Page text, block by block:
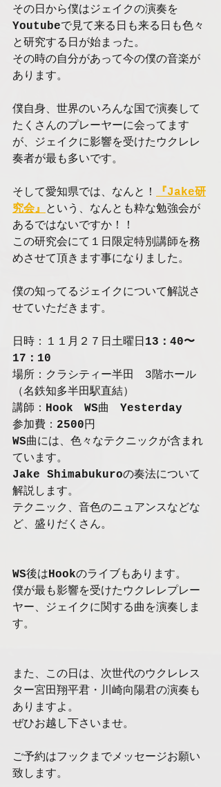
その日から僕はジェイクの演奏を
Youtubeで見て来る日も来る日も色々
と研究する日が始まった。
その時の自分があって今の僕の音楽が
あります。
僕自身、世界のいろんな国で演奏して
たくさんのプレーヤーに会ってます
が、ジェイクに影響を受けたウクレレ
奏者が最も多いです。
そして愛知県では、なんと！
『Jake研
究会』
という、なんとも粋な勉強会が
あるではないですか！！
この研究会にて１日限定特別講師を務
めさせて頂きます事になりました。
僕の知ってるジェイクについて解説さ
せていただきます。
日時：１１月２７日土曜日 13：40〜
17：10
場所：クラシティー半田　3階ホール
（名鉄知多半田駅直結）
講師： Hook　WS曲 Yesterday
参加費： 2500円
WS曲には、色々なテクニックが含まれ
ています。
Jake Shimabukuroの奏法について
解説します。
テクニック、音色のニュアンスなどな
ど、盛りだくさん。
WS後はHookのライブもあります。
僕が最も影響を受けたウクレレプレー
ヤー、ジェイクに関する曲を演奏しま
す。
また、この日は、次世代のウクレレス
ター宮田翔平君・川崎向陽君の演奏も
ありますよ。
ぜひお越し下さいませ。
ご予約はフックまでメッセージお願い
致します。